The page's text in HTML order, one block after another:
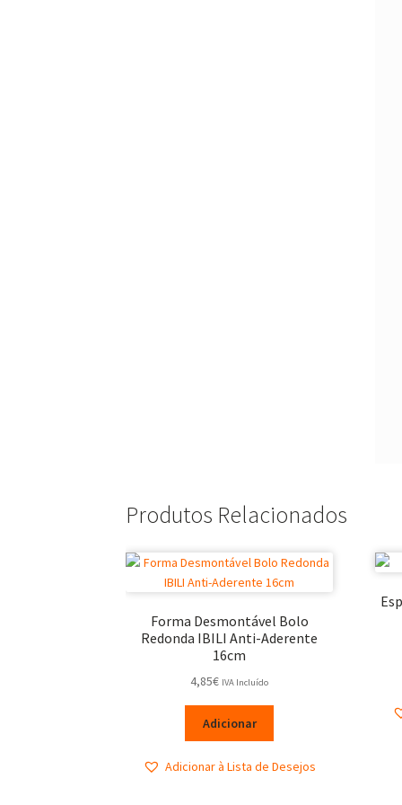
Produtos Relacionados
Forma Desmontável Bolo
Redonda IBILI Anti-Aderente
16cm
4,85€ IVA Incluído
Adicionar
Adicionar à Lista de Desejos